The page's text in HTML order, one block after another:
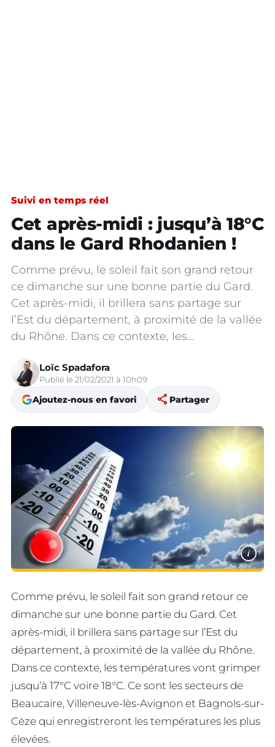
Suivi en temps réel
Cet après-midi : jusqu’à 18°C
dans le Gard Rhodanien !
Comme prévu, le soleil fait son grand retour
ce dimanche sur une bonne partie du Gard.
Cet après-midi, il brillera sans partage sur
l’Est du département, à proximité de la vallée
du Rhône. Dans ce contexte, les…
Loïc Spadafora
Publié le 21/02/2021 à 10h09
Ajoutez-nous en favori share Partager
i
Comme prévu, le soleil fait son grand retour ce
dimanche sur une bonne partie du Gard. Cet
après-midi, il brillera sans partage sur l’Est du
département, à proximité de la vallée du Rhône.
Dans ce contexte, les températures vont grimper
jusqu’à 17°C voire 18°C. Ce sont les secteurs de
Beaucaire, Villeneuve-lès-Avignon et Bagnols-sur-
Cèze qui enregistreront les températures les plus
élevées.